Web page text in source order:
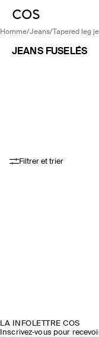
homme/ jeans/ tapered leg
JEANS FUSELÉS
Filtrer et trier
LA INFOLETTRE COS
Inscrivez‑vous pour